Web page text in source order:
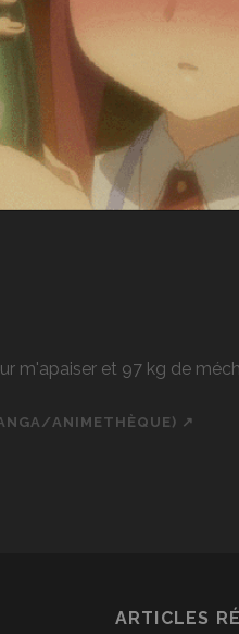
m'apaiser et 97 kg de
ANIMETHÈQUE) ↗
ARTICLES